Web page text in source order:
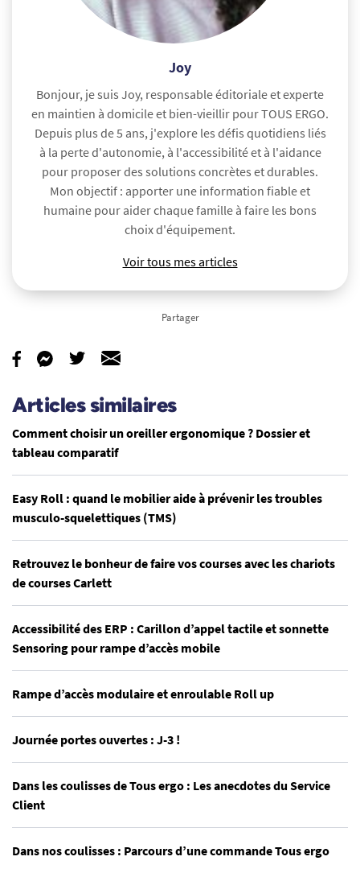
Joy
Bonjour, je suis Joy, responsable éditoriale et experte
en maintien à domicile et bien-vieillir pour TOUS ERGO.
Depuis plus de 5 ans, j'explore les défis quotidiens liés
à la perte d'autonomie, à l'accessibilité et à l'aidance
pour proposer des solutions concrètes et durables.
Mon objectif : apporter une information fiable et
humaine pour aider chaque famille à faire les bons
choix d'équipement.
Voir tous mes articles
Partager
Articles similaires
Comment choisir un oreiller ergonomique ? Dossier et
tableau comparatif
Easy Roll : quand le mobilier aide à prévenir les troubles
musculo-squelettiques (TMS)
Retrouvez le bonheur de faire vos courses avec les chariots
de courses Carlett
Accessibilité des ERP : Carillon d’appel tactile et sonnette
Sensoring pour rampe d’accès mobile
Rampe d’accès modulaire et enroulable Roll up
Journée portes ouvertes : J-3 !
Dans les coulisses de Tous ergo : Les anecdotes du Service
Client
Dans nos coulisses : Parcours d’une commande Tous ergo